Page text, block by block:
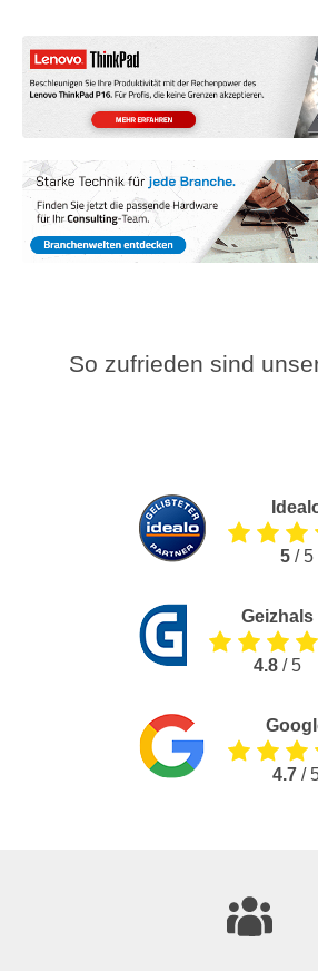
So zufrieden sind
5/ 5
Geizhals
4.8 / 5
4.7 /